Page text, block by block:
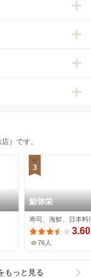
）です。
3
鮨弥栄
寿司、海鮮、日本料
3.60
76人
もっと見る